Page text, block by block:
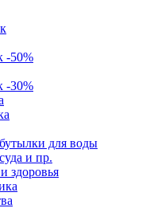
-50%
-30%
для воды
и пр.
здоровья